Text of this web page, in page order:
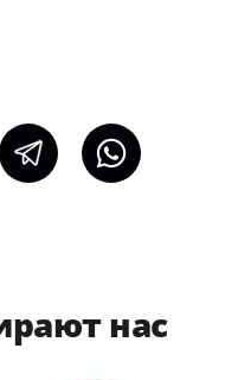
нас